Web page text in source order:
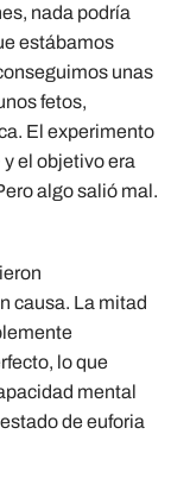
nada podría
estábamos
unas
fetos,
El experimento
el objetivo era
algo salió mal.
causa. La mitad
lo que
mental
de euforia